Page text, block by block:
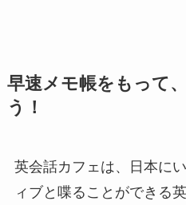
早速メモ帳をもって
う！
英会話カフェは、日本に
ィブと喋ることができる